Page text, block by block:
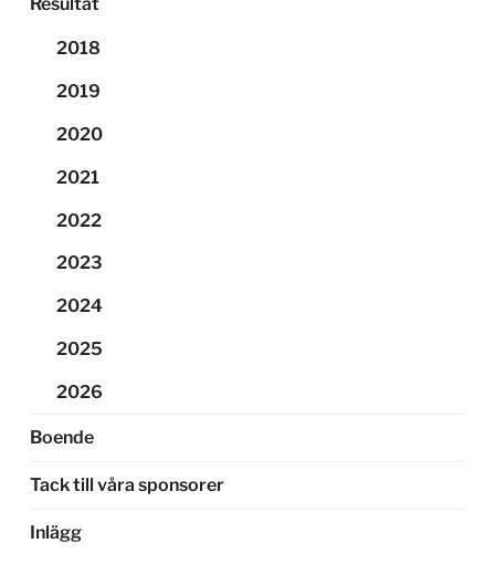
2018
2019
2020
2021
2022
2023
2024
2025
2026
Boende
Tack till våra sponsorer
Inlägg